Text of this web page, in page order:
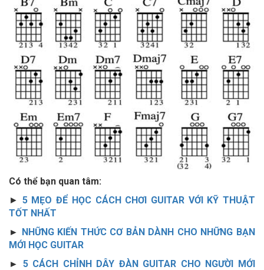
Có thể bạn quan tâm:
► 5 MẸO ĐỂ HỌC CÁCH CHƠI GUITAR VỚI KỸ THUẬT
TỐT NHẤT
► NHỮNG KIẾN THỨC CƠ BẢN DÀNH CHO NHỮNG BẠN
MỚI HỌC GUITAR
► 5 CÁCH CHỈNH DÂY ĐÀN GUITAR CHO NGƯỜI MỚI